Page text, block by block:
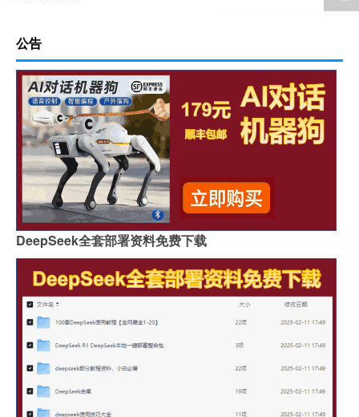
公告
DeepSeek全套部署资料免费下载